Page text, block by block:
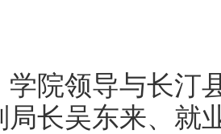
学院领导与长汀
局长吴东来、就